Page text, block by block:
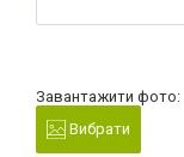
Завантажити фото:
Вибрати